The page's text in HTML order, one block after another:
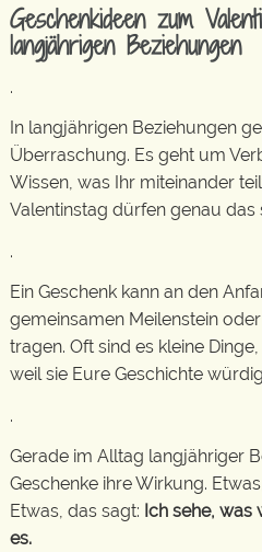
Geschenkideen zum
langjährigen Beziehungen
.
In langjährigen Beziehungen
Überraschung. Es geht um
Wissen, was Ihr miteinander
Valentinstag dürfen genau das
.
Ein Geschenk kann an den
gemeinsamen Meilenstein
tragen. Oft sind es kleine
weil sie Eure Geschichte
.
Gerade im Alltag langjähriger
Geschenke ihre Wirkung.
Etwas, das sagt: Ich sehe, was
es.